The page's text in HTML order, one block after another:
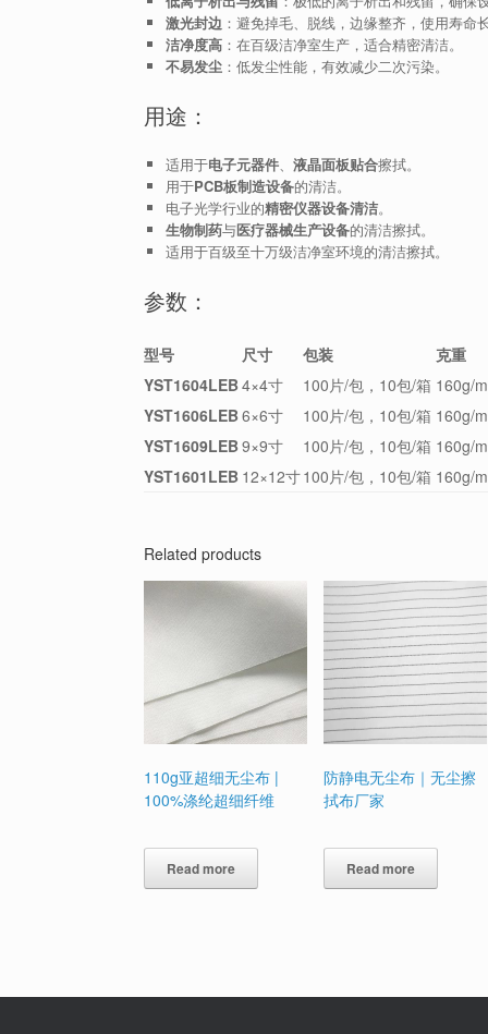
激光封边 ：避免掉毛、脱线，边缘整齐，使用寿命长
洁净度高：在百级洁净室生产，适合精密清洁。
不易发尘：低发尘性能，有效减少二次污染。
用途：
适用于电子元器件、 液晶面板贴合擦拭。
用于PCB板制造设备的清洁。
电子光学行业的精密仪器设备清洁。
生物制药与医疗器械生产设备的清洁擦拭。
适用于百级至十万级洁净室环境的清洁擦拭。
参数：
型号 尺寸 包装 克重
YST1604LEB4×4寸 100片/包，10包/箱 160g/
YST1606LEB6×6寸 100片/包，10包/箱 160g/
YST1609LEB9×9寸 100片/包，10包/箱 160g/
YST1601LEB 12×12寸100片/包，10包/箱 160g/
Related products
110g亚超细无尘布 |
100%涤纶超细纤维
Read more
防静电无尘布｜无尘擦
拭布厂家
Read more